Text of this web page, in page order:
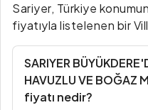
Sariyer, Türkiye
fiyatıyla listelenen bir
SARIYER
HAVUZLU VE BOĞAZ
fiyatı nedir?